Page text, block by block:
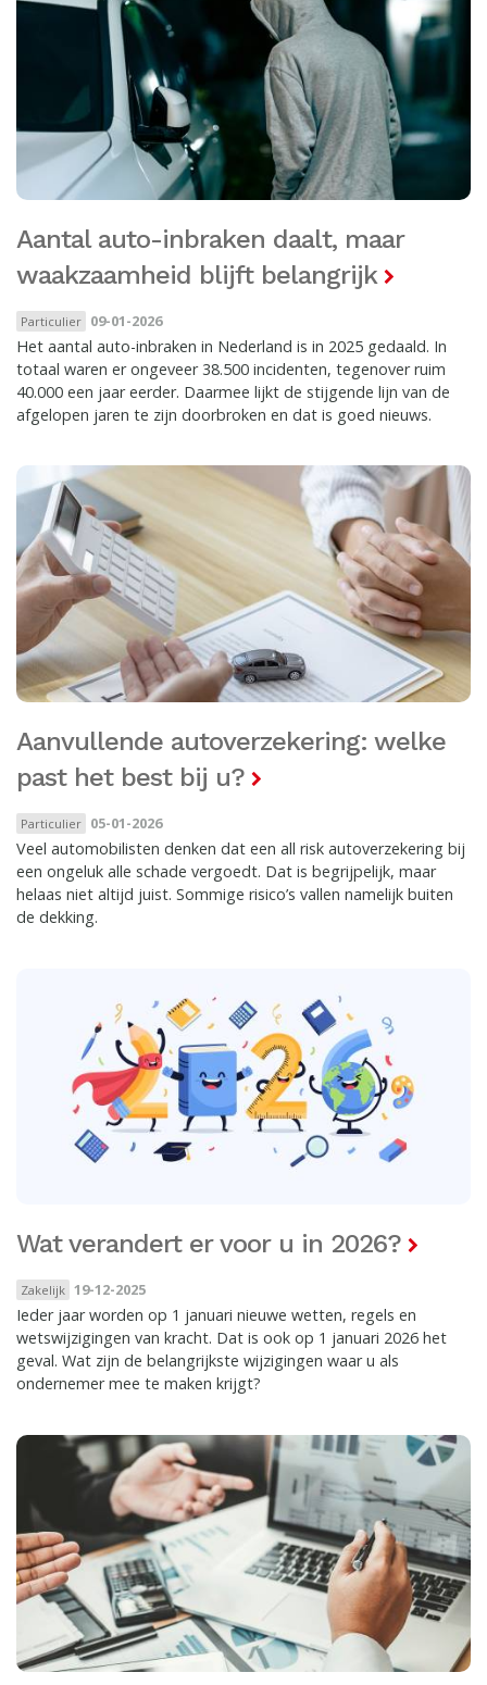
Aantal auto-inbraken daalt, maar
waakzaamheid blijft belangrijk
Particulier 09-01-2026
Het aantal auto-inbraken in Nederland is in 2025 gedaald. In
totaal waren er ongeveer 38.500 incidenten, tegenover ruim
40.000 een jaar eerder. Daarmee lijkt de stijgende lijn van de
afgelopen jaren te zijn doorbroken en dat is goed nieuws.
Aanvullende autoverzekering: welke
past het best bij u?
Particulier 05-01-2026
Veel automobilisten denken dat een all risk autoverzekering bij
een ongeluk alle schade vergoedt. Dat is begrijpelijk, maar
helaas niet altijd juist. Sommige risico’s vallen namelijk buiten
de dekking.
Wat verandert er voor u in 2026?
Zakelijk 19-12-2025
Ieder jaar worden op 1 januari nieuwe wetten, regels en
wetswijzigingen van kracht. Dat is ook op 1 januari 2026 het
geval. Wat zijn de belangrijkste wijzigingen waar u als
ondernemer mee te maken krijgt?